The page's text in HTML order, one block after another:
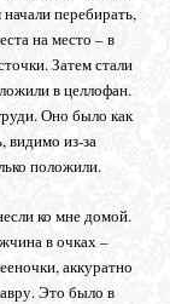
перебирать,
на место – в
Затем стали
в целлофан.
Оно было как
видимо из-за
положили.
ко мне домой.
в очках –
аккуратно
Это было в